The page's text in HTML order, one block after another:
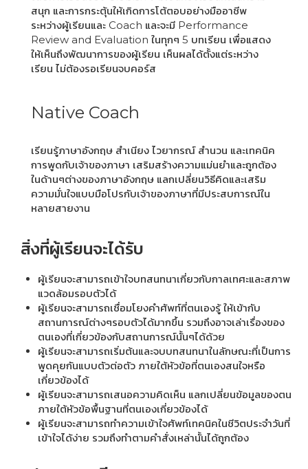
สนุก และการกระตุ้นให้เกิดการโต้ตอบอย่างมืออาชีพ
ระหว่างผู้เรียนและ Coach และจะมี Performance
Review and Evaluation ในทุกๆ 5 บทเรียน เพื่อแสดง
ให้เห็นถึงพัฒนาการของผู้เรียน เห็นผลได้ตั้งแต่ระหว่าง
เรียน ไม่ต้องรอเรียนจบคอร์ส
Native Coach
เรียนรู้ภาษาอังกฤษ สำเนียง ไวยากรณ์ สำนวน และเทคนิค
การพูดกับเจ้าของภาษา เสริมสร้างความแม่นยำและถูกต้อง
ในด้านๆต่างของภาษาอังกฤษ แลกเปลี่ยนวิธีคิดและเสริม
ความมั่นใจแบบมือโปรกับเจ้าของภาษาที่มีประสบการณ์ใน
หลายสายงาน
สิ่งที่ผู้เรียนจะได้รับ
ผู้เรียนจะสามารถเข้าใจบทสนทนาเกี่ยวกับกาลเทศะและสภาพ
แวดล้อมรอบตัวได้
ผู้เรียนจะสามารถเชื่อมโยงคำศัพท์ที่ตนเองรู้ ให้เข้ากับ
สถานการณ์ต่างๆรอบตัวได้มากขึ้น รวมถึงอาจเล่าเรื่องของ
ตนเองที่เกี่ยวข้องกับสถานการณ์นั้นๆได้ด้วย
ผู้เรียนจะสามารถเริ่มต้นและจบบทสนทนาในลักษณะที่เป็นการ
พูดคุยกันแบบตัวต่อตัว ภายใต้หัวข้อที่ตนเองสนใจหรือ
เกี่ยวข้องได้
ผู้เรียนจะสามารถเสนอความคิดเห็น แลกเปลี่ยนข้อมูลของตน
ภายใต้หัวข้อพื้นฐานที่ตนเองเกี่ยวข้องได้
ผู้เรียนจะสามารถทำความเข้าใจศัพท์เทคนิคในชีวิตประจำวันที่
เข้าใจได้ง่าย รวมถึงทำตามคำสั่งเหล่านั้นได้ถูกต้อง